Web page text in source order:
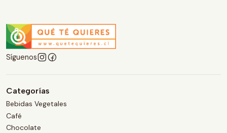
Síguenos
Categorías
Bebidas Vegetales
Café
Chocolate